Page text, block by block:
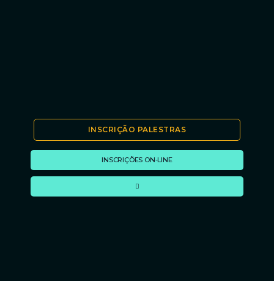
INSCRIÇÃO PALESTRAS
INSCRIÇÕES ON-LINE